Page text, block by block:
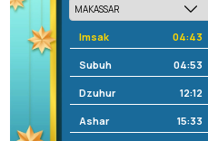
Imsak 04:43
Subuh 04:53
Dzuhur 12:12
Ashar 15:33